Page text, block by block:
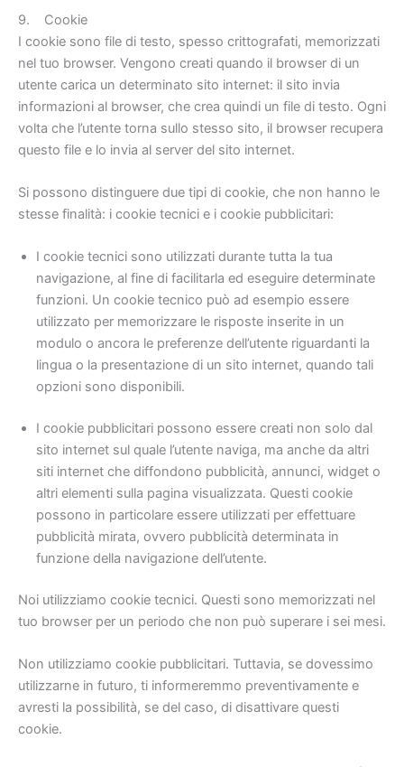
9. Cookie
I cookie sono file di testo, spesso crittografati, memorizzati
nel tuo browser. Vengono creati quando il browser di un
utente carica un determinato sito internet: il sito invia
informazioni al browser, che crea quindi un file di testo. Ogni
volta che l’utente torna sullo stesso sito, il browser recupera
questo file e lo invia al server del sito internet.
Si possono distinguere due tipi di cookie, che non hanno le
stesse finalità: i cookie tecnici e i cookie pubblicitari:
I cookie tecnici sono utilizzati durante tutta la tua
navigazione, al fine di facilitarla ed eseguire determinate
funzioni. Un cookie tecnico può ad esempio essere
utilizzato per memorizzare le risposte inserite in un
modulo o ancora le preferenze dell’utente riguardanti la
lingua o la presentazione di un sito internet, quando tali
opzioni sono disponibili.
I cookie pubblicitari possono essere creati non solo dal
sito internet sul quale l’utente naviga, ma anche da altri
siti internet che diffondono pubblicità, annunci, widget o
altri elementi sulla pagina visualizzata. Questi cookie
possono in particolare essere utilizzati per effettuare
pubblicità mirata, ovvero pubblicità determinata in
funzione della navigazione dell’utente.
Noi utilizziamo cookie tecnici. Questi sono memorizzati nel
tuo browser per un periodo che non può superare i sei mesi.
Non utilizziamo cookie pubblicitari. Tuttavia, se dovessimo
utilizzarne in futuro, ti informeremmo preventivamente e
avresti la possibilità, se del caso, di disattivare questi
cookie.